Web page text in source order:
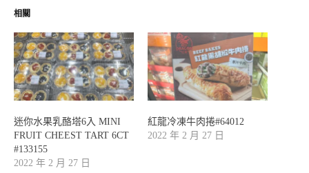
相關
迷你水果乳酪塔6入 MINI
FRUIT CHEEST TART 6CT
#133155
2022 年 2 月 27 日
紅龍冷凍牛肉捲#64012
2022 年 2 月 27 日